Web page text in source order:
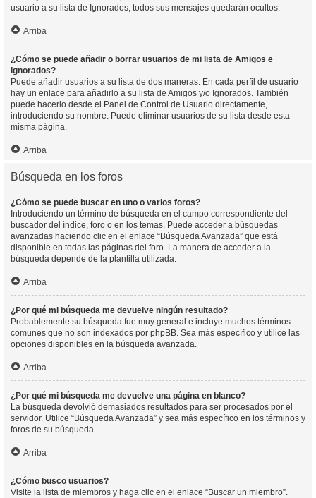
usuario a su lista de Ignorados, todos sus mensajes quedarán ocultos.
Arriba
¿Cómo se puede añadir o borrar usuarios de mi lista de Amigos e
Ignorados?
Puede añadir usuarios a su lista de dos maneras. En cada perfil de usuario
hay un enlace para añadirlo a su lista de Amigos y/o Ignorados. También
puede hacerlo desde el Panel de Control de Usuario directamente,
introduciendo su nombre. Puede eliminar usuarios de su lista desde esta
misma página.
Arriba
Búsqueda en los foros
¿Cómo se puede buscar en uno o varios foros?
Introduciendo un término de búsqueda en el campo correspondiente del
buscador del índice, foro o en los temas. Puede acceder a búsquedas
avanzadas haciendo clic en el enlace “Búsqueda Avanzada” que está
disponible en todas las páginas del foro. La manera de acceder a la
búsqueda depende de la plantilla utilizada.
Arriba
¿Por qué mi búsqueda me devuelve ningún resultado?
Probablemente su búsqueda fue muy general e incluye muchos términos
comunes que no son indexados por phpBB. Sea más específico y utilice las
opciones disponibles en la búsqueda avanzada.
Arriba
¿Por qué mi búsqueda me devuelve una página en blanco?
La búsqueda devolvió demasiados resultados para ser procesados por el
servidor. Utilice “Búsqueda Avanzada” y sea más específico en los términos y
foros de su búsqueda.
Arriba
¿Cómo busco usuarios?
Visite la lista de miembros y haga clic en el enlace “Buscar un miembro”.